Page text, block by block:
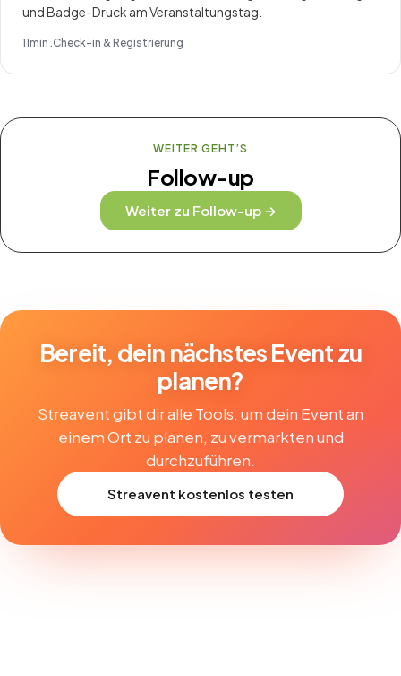
und Badge-Druck am Veranstaltungstag.
11min .Check-in & Registrierung
WEITER GEHT’S
Follow-up
Weiter zu Follow-up →
Bereit, dein nächstes Event zu
planen?
Streavent gibt dir alle Tools, um dein Event an
einem Ort zu planen, zu vermarkten und
durchzuführen.
Streavent kostenlos testen